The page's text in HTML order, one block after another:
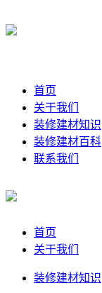
首页
关于我们
装修建材知识
装修建材百科
联系我们
首页
关于我们
装修建材知识